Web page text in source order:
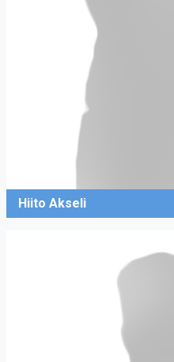
Hiito Akseli